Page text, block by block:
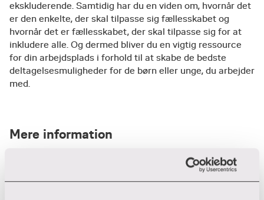
ekskluderende. Samtidig har du en viden om, hvornår det
er den enkelte, der skal tilpasse sig fællesskabet og
hvornår det er fællesskabet, der skal tilpasse sig for at
inkludere alle. Og dermed bliver du en vigtig ressource
for din arbejdsplads i forhold til at skabe de bedste
deltagelsesmuligheder for de børn eller unge, du arbejder
med.
Mere information